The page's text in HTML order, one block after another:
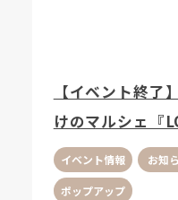
【イベント終
けのマルシェ『
イベント情報 お知
ポップアップ